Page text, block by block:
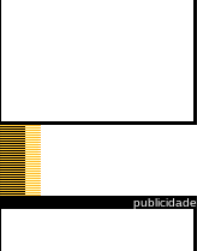
publicidade